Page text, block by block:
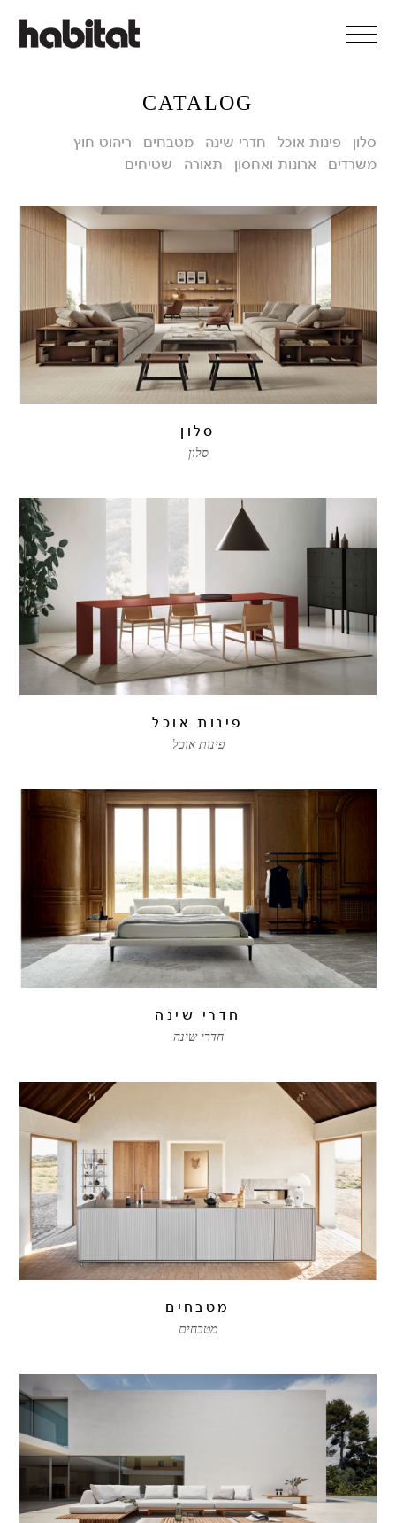
דלג/י לתוכן מרכזי
CATALOG
סלון פינות אוכל חדרי שינה מטבחים
ריהוט חוץ
משרדים
ארונות ואחסון תאורה שטיחים
סלון
סלון
פינות אוכל
פינות אוכל
חדרי שינה
חדרי שינה
מטבחים
מטבחים